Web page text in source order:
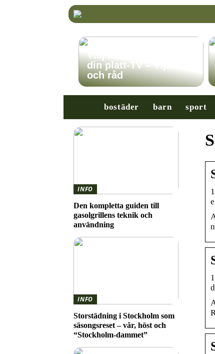
Välj rätt TV-stativ för
din platt-TV – Tips
och råd
bostäder barn sport
INFO
Den kompletta guiden till
gasolgrillens teknik och
användning
INFO
Storstädning i Stockholm som
säsongsreset – vår, höst och
“Stockholm-dammet”